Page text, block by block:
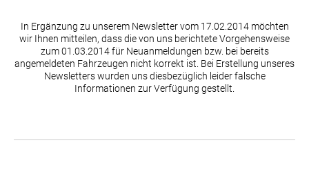
In Ergänzung zu unserem Newsletter vom 17.02.2014 möchten
wir Ihnen mitteilen, dass die von uns berichtete Vorgehensweise
zum 01.03.2014 für Neuanmeldungen bzw. bei bereits
angemeldeten Fahrzeugen nicht korrekt ist. Bei Erstellung unseres
Newsletters wurden uns diesbezüglich leider falsche
Informationen zur Verfügung gestellt.